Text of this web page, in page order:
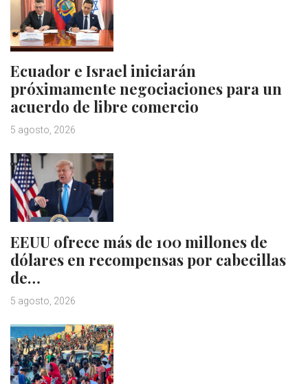
Ecuador e Israel iniciarán
próximamente negociaciones para un
acuerdo de libre comercio
5 agosto, 2026
EEUU ofrece más de 100 millones de
dólares en recompensas por cabecillas
de…
5 agosto, 2026